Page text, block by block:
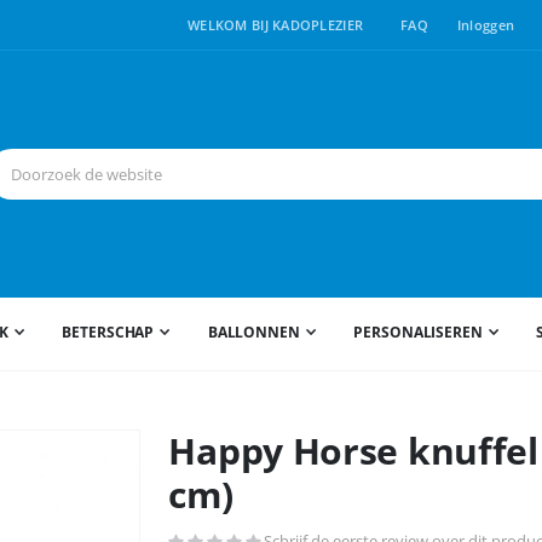
WELKOM BIJ KADOPLEZIER FAQ Inloggen
BETERSCHAP BALLONNEN PERSONALISEREN
Happy Horse
cm)